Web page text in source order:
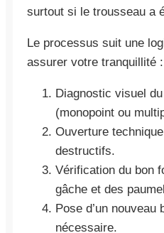
surtout si le trousseau a
Le processus suit une
assurer votre tranquillité :
Diagnostic visuel
(monopoint ou
Ouverture
destructifs.
Vérification du bon
gâche et des
Pose d’un
nécessaire.